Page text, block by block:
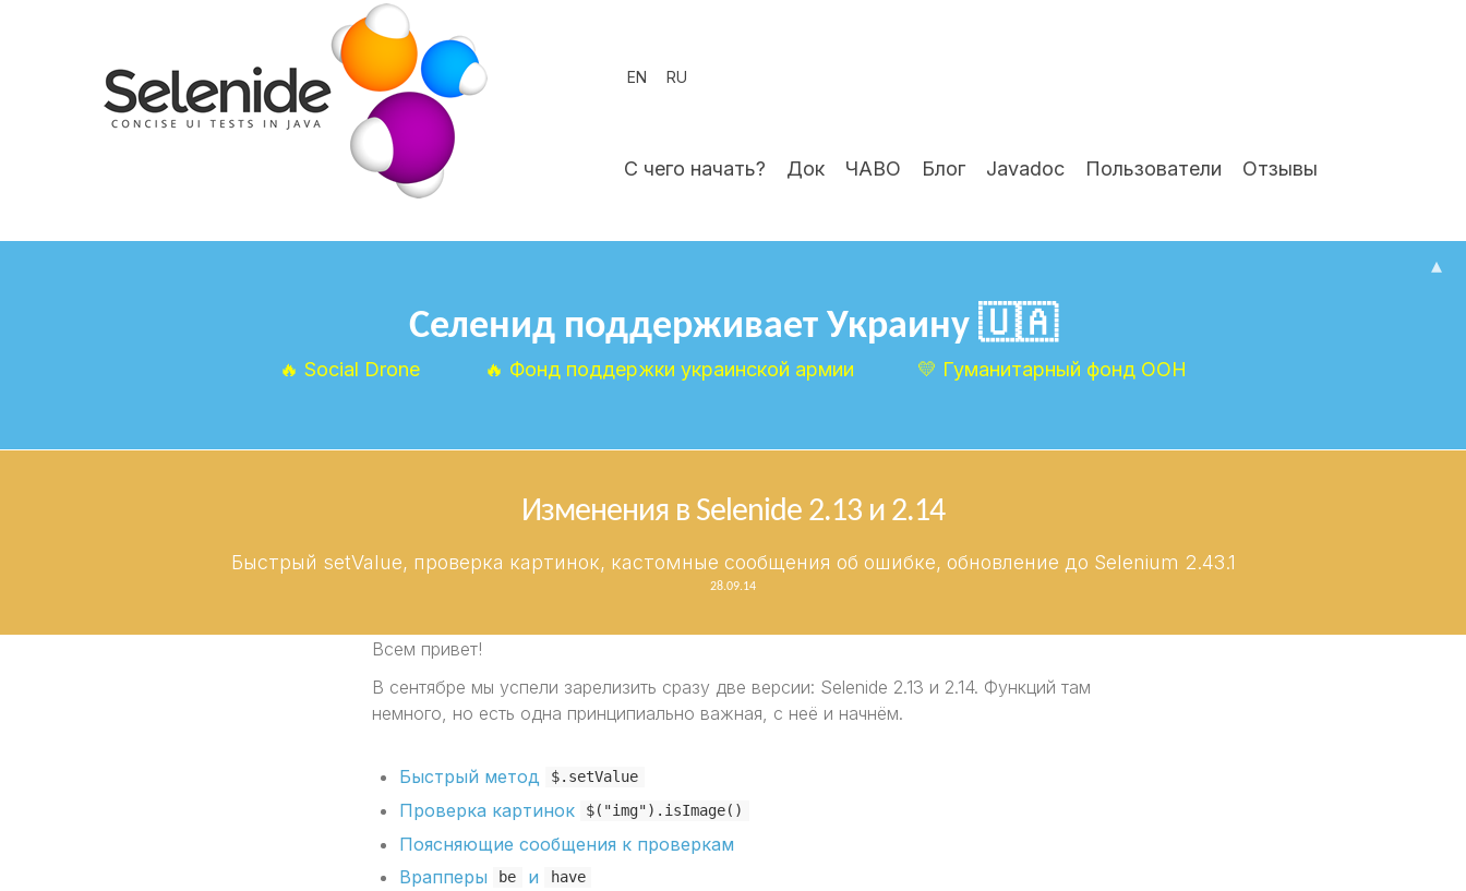
EN RU
С чего начать? Док ЧАВО Блог Javadoc Пользователи Отзывы
▴
Селенид поддерживает Украину 🇺🇦
🔥 Social Drone 🔥 Фонд поддержки украинской армии 💛 Гуманитарный фонд ООН
Изменения в Selenide 2.13 и 2.14
Быстрый setValue, проверка картинок, кастомные сообщения об ошибке, обновление до Selenium 2.43.1
28.09.14
Всем привет!
В сентябре мы успели зарелизить сразу две версии: Selenide 2.13 и 2.14. Функций там
немного, но есть одна принципиально важная, с неё и начнём.
Быстрый метод $.setValue
Проверка картинок $("img").isImage()
Поясняющие сообщения к проверкам
Врапперы
be и have